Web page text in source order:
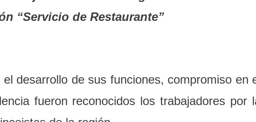
“Servicio de Restaurante”
desarrollo de sus funciones, compromiso en
fueron reconocidos los trabajadores por